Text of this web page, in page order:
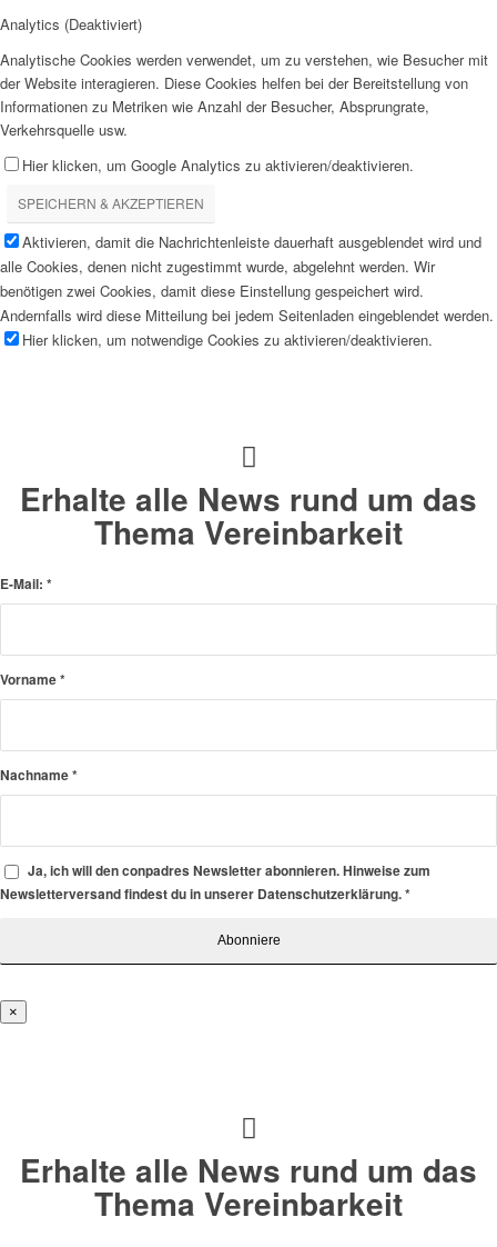
Analytics (Deaktiviert)
Analytische Cookies werden verwendet, um zu verstehen, wie Besucher mit
der Website interagieren. Diese Cookies helfen bei der Bereitstellung von
Informationen zu Metriken wie Anzahl der Besucher, Absprungrate,
Verkehrsquelle usw.
Hier klicken, um Google Analytics zu aktivieren/deaktivieren.
SPEICHERN & AKZEPTIEREN
Aktivieren, damit die Nachrichtenleiste dauerhaft ausgeblendet wird und
alle Cookies, denen nicht zugestimmt wurde, abgelehnt werden. Wir
benötigen zwei Cookies, damit diese Einstellung gespeichert wird.
Andernfalls wird diese Mitteilung bei jedem Seitenladen eingeblendet werden.
Hier klicken, um notwendige Cookies zu aktivieren/deaktivieren.
Erhalte alle News rund um das
Thema Vereinbarkeit
E-Mail: *
Vorname*
Nachname*
Ja, ich will den conpadres Newsletter abonnieren. Hinweise zum
Newsletterversand findest du in unserer Datenschutzerklärung.*
×
Erhalte alle News rund um das
Thema Vereinbarkeit